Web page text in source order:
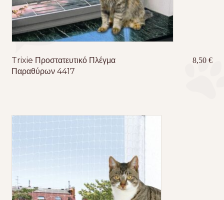
Trixie Προστατευτικό Πλέγμα
Παραθύρων 4417
8,50€